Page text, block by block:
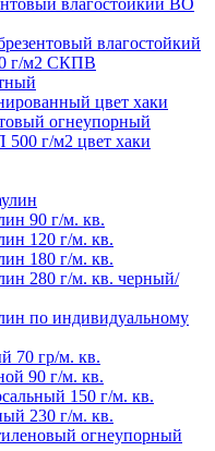
влагостойкий ВО
влагостойкий
г/м2 СКПВ
цвет хаки
огнеупорный
г/м2 цвет хаки
90 г/м. кв.
120 г/м. кв.
180 г/м. кв.
280 г/м. кв. черный/
по индивидуальному
70 гр/м. кв.
90 г/м. кв.
150 г/м. кв.
230 г/м. кв.
огнеупорный